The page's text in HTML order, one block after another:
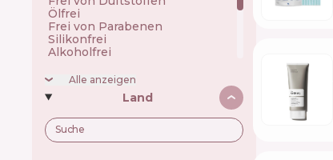
Ölfrei
Frei von Parabenen
Silikonfrei
Alkoholfrei
Ohne Fluorid
Ohne chemischer Sonnenschutz
Vegan
Hypoallergenic
Nicht komedogen
Alle anzeigen
Land